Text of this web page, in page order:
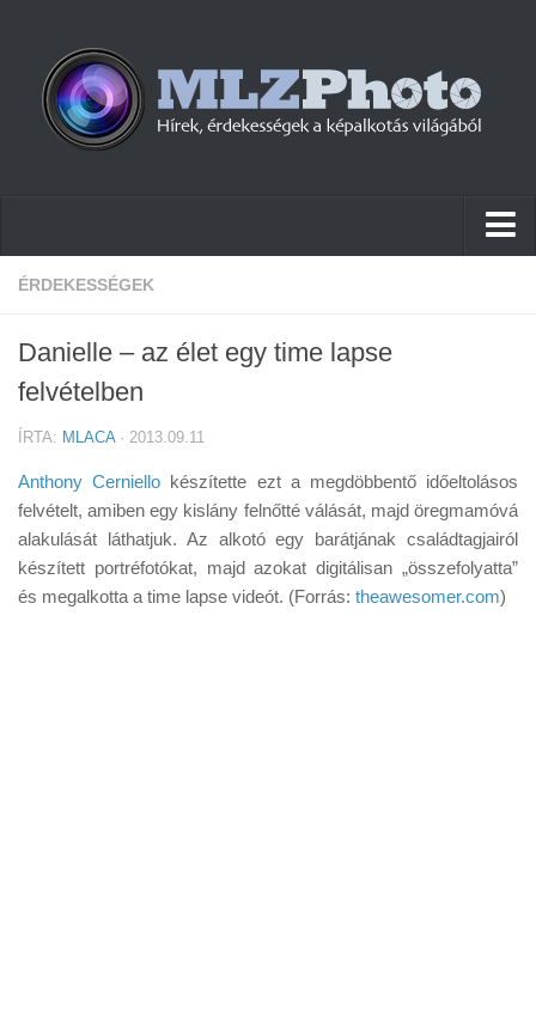
Hírek
Cikkek
Tudástár
Tanácsok
Érdekességek
ÉRDEKESSÉGEK
Danielle – az élet egy time lapse
felvételben
ÍRTA: MLACA· 2013.09.11
Anthony Cerniello készítette ezt a megdöbbentő időeltolásos
felvételt, amiben egy kislány felnőtté válását, majd öregmamóvá
alakulását láthatjuk. Az alkotó egy barátjának családtagjairól
készített portréfotókat, majd azokat digitálisan „összefolyatta”
és megalkotta a time lapse videót. (Forrás: theawesomer.com)